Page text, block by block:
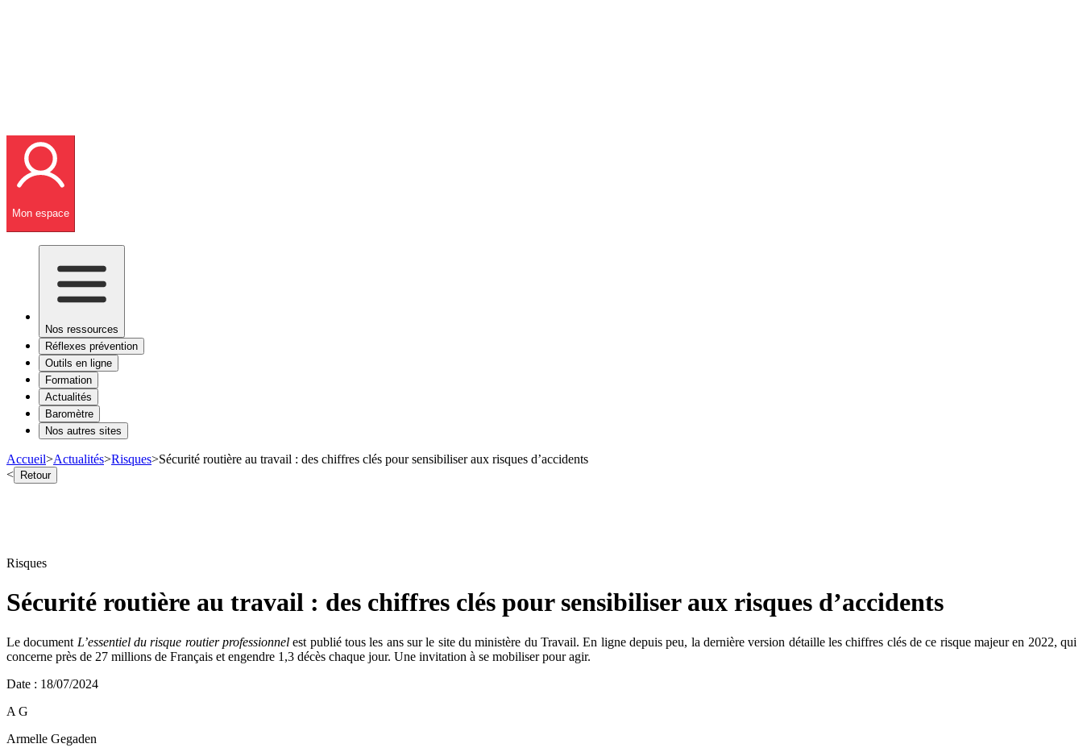
Mon espace
Nos ressources
Réflexes prévention
Outils en ligne
Formation
Actualités
Baromètre
Nos autres sites
Accueil>Actualités>Risques>Sécurité routière au travail : des chiffres clés pour sensibiliser aux risques d’accidents
< Retour
Risques
Sécurité routière au travail : des chiffres clés pour sensibiliser aux risques d’accidents
Le document L’essentiel du risque routier professionnel est publié tous les ans sur le site du ministère du Travail. En ligne depuis peu, la dernière version détaille les chiffres clés de ce risque majeur en 2022, qui
concerne près de 27 millions de Français et engendre 1,3 décès chaque jour. Une invitation à se mobiliser pour agir.
Date : 18/07/2024
A G
Armelle Gegaden